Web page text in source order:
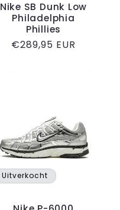
Nike SB Dunk Low
Philadelphia
Phillies
Normale
€289,95 EUR
Uitverkocht